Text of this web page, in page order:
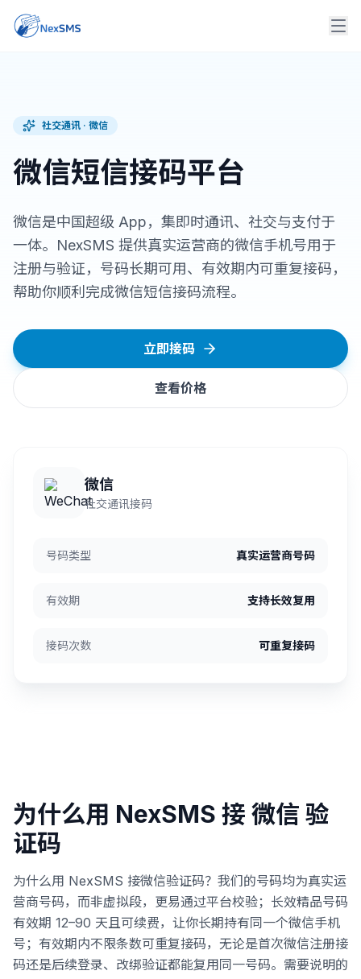
社交通讯 · 微信
微信短信接码平台
微信是中国超级 App，集即时通讯、社交与支付于
一体。NexSMS 提供真实运营商的微信手机号用于
注册与验证，号码长期可用、有效期内可重复接码，
帮助你顺利完成微信短信接码流程。
立即接码
查看价格
微信
社交通讯接码
号码类型 真实运营商号码
有效期 支持长效复用
接码次数 可重复接码
为什么用 NexSMS 接 微信 验
证码
为什么用 NexSMS 接微信验证码？我们的号码均为真实运
营商号码，而非虚拟段，更易通过平台校验；长效精品号码
有效期 12–90 天且可续费，让你长期持有同一个微信手机
号；有效期内不限条数可重复接码，无论是首次微信注册接
码还是后续登录、改绑验证都能复用同一号码。需要说明的